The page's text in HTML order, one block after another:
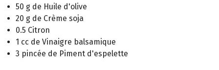
50 g de Huile d'olive
20 g de Crème soja
0.5 Citron
1 cc de Vinaigre balsamique
3 pincée de Piment d'espelette